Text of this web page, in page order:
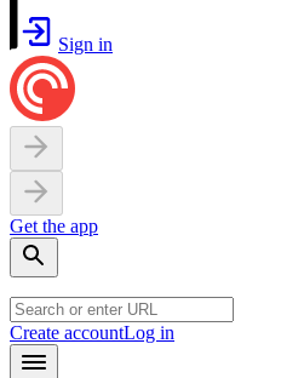
Sign in
Get the app
Create accountLog in